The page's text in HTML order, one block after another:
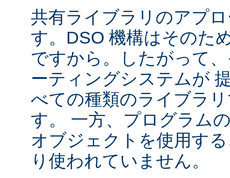
共有ライブラリのアプ
す。DSO 機構はそのた
ですから。したがって
ーティングシステムが
べての種類のライブラ
す。 一方、プログラム
オブジェクトを使用す
り使われていません。